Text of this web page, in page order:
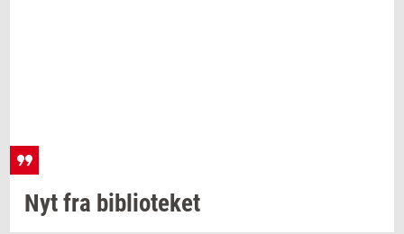
Nyt fra bi­bli­o­te­ket